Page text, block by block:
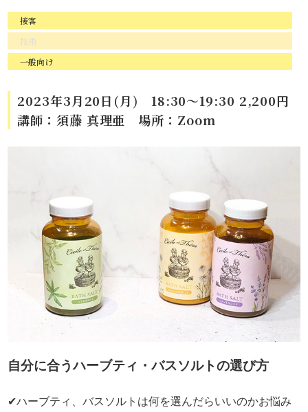
接客
技術
一般向け
2023年3月20日(月) 18:30～19:30 2,200円
講師：須藤 真理亜 場所：Zoom
自分に合うハーブティ・バスソルトの選び方
✔ハーブティ、バスソルトは何を選んだらいいのかお悩み